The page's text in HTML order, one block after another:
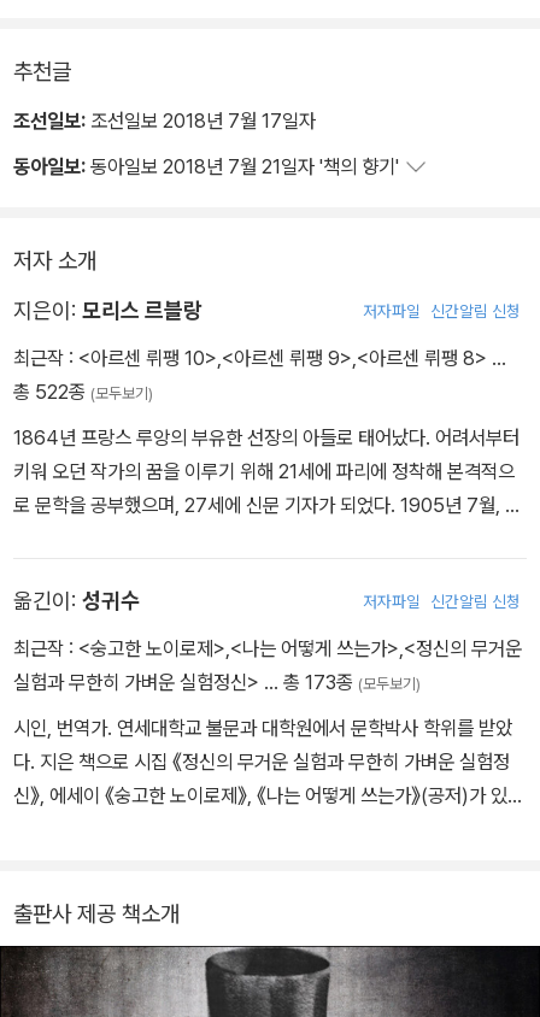
추천글
조선일보: 조선일보 2018년 7월 17일자
동아일보: 동아일보 2018년 7월 21일자 '책의 향기'
저자 소개
지은이: 모리스 르블랑 저자파일 신간알림 신청
최근작 : <아르센 뤼팽 10> <아르센 뤼팽 9> <아르센 뤼팽 8> …
총 522종 (모두보기)
1864년 프랑스 루앙의 부유한 선장의 아들로 태어났다. 어려서부터
키워 오던 작가의 꿈을 이루기 위해 21세에 파리에 정착해 본격적으
로 문학을 공부했으며, 27세에 신문 기자가 되었다. 1905년 7월, 월
상식을 조롱하는 매혹적인 괴도 아르센 뤼팽의 등장에 독자들은 열광
했고, 1907년 단편집 《괴도 신사 아르센 뤼팽》을 출간하고 연이어
뤼팽을 주인공으로 한 소설 《아르센 뤼팽 대 헐록 숌즈》 《기암성》 《8
괴도 뤼팽을 주인공으로 60여 편에 이르는 작품을 집필했으며, 뤼팽
은 국민적 영웅으로 폭발적인 인기를 얻었다. 대중소설 작가로 애국
심을 고취시켰다는 공적을 인정받아 프랑스 최고의 훈장인 레지옹 도
옮긴이: 성귀수 저자파일 신간알림 신청
최근작 : <숭고한 노이로제> <나는 어떻게 쓰는가> <정신의 무거운
실험과 무한히 가벼운 실험정신> … 총 173종 (모두보기)
시인, 번역가. 연세대학교 불문과 대학원에서 문학박사 학위를 받았
다. 지은 책으로 시집 《정신의 무거운 실험과 무한히 가벼운 실험정
신》, 에세이 《숭고한 노이로제》, 《나는 어떻게 쓰는가》(공저)가 있
아르의 《침묵의 서》, 마테를링크 선집 《꽃의 지혜》(외 2권), 폴린 레
아주의 《O이야기》, 가스통 르루의 《오페라의 유령》, 아멜리 노통브
의 《적의 화장법》, ‘스피노자의 정신’의 《세 명의 사기꾼》, 사무엘 오
출판사 제공 책소개